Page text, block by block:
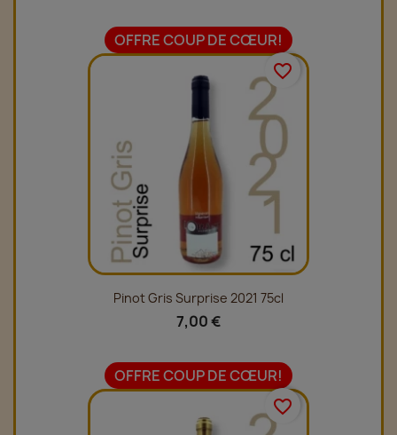
Pinot Gris Surprise 2021 75cl
7,00 €
OFFRE COUP DE CŒUR!
favorite_border
OFFRE COUP DE CŒUR!
favorite_border